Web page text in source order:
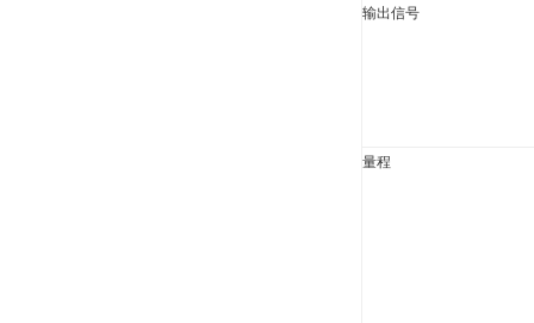
输出信号
量程